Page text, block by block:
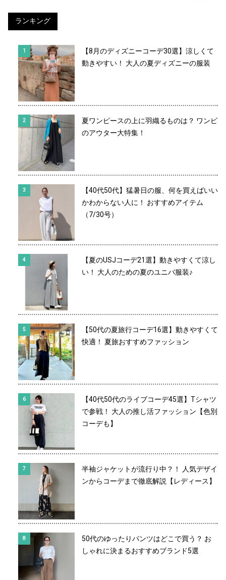
ランキング
【8月のディズニーコーデ30選】涼しくて
動きやすい！ 大人の夏ディズニーの服装
夏ワンピースの上に羽織るものは？ ワンピ
のアウター大特集！
【40代50代】猛暑日の服、何を買えばいい
かわからない人に！ おすすめアイテム
（7/30号）
【夏のUSJコーデ21選】動きやすくて涼し
い！ 大人のための夏のユニバ服装♪
【50代の夏旅行コーデ16選】動きやすくて
快適！ 夏旅おすすめファッション
【40代50代のライブコーデ45選】Tシャツ
で参戦！ 大人の推し活ファッション【色別
コーデも】
半袖ジャケットが流行り中？！ 人気デザイ
ンからコーデまで徹底解説【レディース】
50代のゆったりパンツはどこで買う？ お
しゃれに決まるおすすめブランド5選